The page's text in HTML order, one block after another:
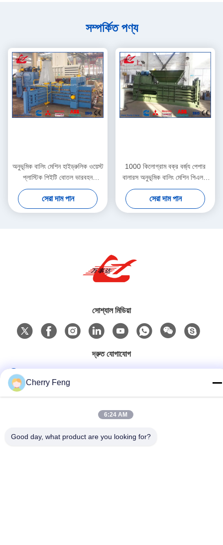
সম্পর্কিত পণ্য
অনুভূমিক বালিং মেশিন হাইড্রুলিক ওয়েস্ট
প্লাস্টিক পিইটি বোতল ভারবহন
কম্প্যাক্টর
সেরা দাম পান
1000 কিলোগ্রাম বক্র বর্জ্য পেপার
বালারস অনুভূমিক বালিং মেশিন পিএলসি
সিস্টেম নিয়ন্ত্রিত
সেরা দাম পান
সোশ্যাল মিডিয়া
দ্রুত যোগাযোগ
86-135-84177887
ঠিকানা
Cherry Feng
6:24 AM
Good day, what product are you looking for?